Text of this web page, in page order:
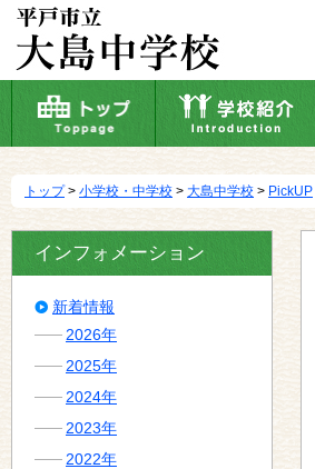
トップ> 小学校・中学校 > 大島中学校 > PickUP
インフォメーション
新着情報
2026年
2025年
2024年
2023年
2022年